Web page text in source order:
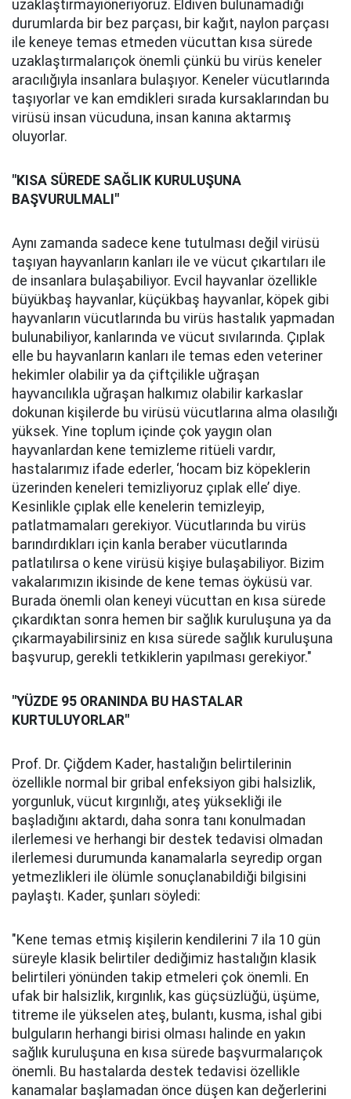
uzaklaştırmayıöneriyoruz. Eldiven bulunamadığı
durumlarda bir bez parçası, bir kağıt, naylon parçası
ile keneye temas etmeden vücuttan kısa sürede
uzaklaştırmalarıçok önemli çünkü bu virüs keneler
aracılığıyla insanlara bulaşıyor. Keneler vücutlarında
taşıyorlar ve kan emdikleri sırada kursaklarından bu
virüsü insan vücuduna, insan kanına aktarmış
oluyorlar.
"KISA SÜREDE SAĞLIK KURULUŞUNA
BAŞVURULMALI"
Aynı zamanda sadece kene tutulması değil virüsü
taşıyan hayvanların kanları ile ve vücut çıkartıları ile
de insanlara bulaşabiliyor. Evcil hayvanlar özellikle
büyükbaş hayvanlar, küçükbaş hayvanlar, köpek gibi
hayvanların vücutlarında bu virüs hastalık yapmadan
bulunabiliyor, kanlarında ve vücut sıvılarında. Çıplak
elle bu hayvanların kanları ile temas eden veteriner
hekimler olabilir ya da çiftçilikle uğraşan
hayvancılıkla uğraşan halkımız olabilir karkaslar
dokunan kişilerde bu virüsü vücutlarına alma olasılığı
yüksek. Yine toplum içinde çok yaygın olan
hayvanlardan kene temizleme ritüeli vardır,
hastalarımız ifade ederler, ‘hocam biz köpeklerin
üzerinden keneleri temizliyoruz çıplak elle’ diye.
Kesinlikle çıplak elle kenelerin temizleyip,
patlatmamaları gerekiyor. Vücutlarında bu virüs
barındırdıkları için kanla beraber vücutlarında
patlatılırsa o kene virüsü kişiye bulaşabiliyor. Bizim
vakalarımızın ikisinde de kene temas öyküsü var.
Burada önemli olan keneyi vücuttan en kısa sürede
çıkardıktan sonra hemen bir sağlık kuruluşuna ya da
çıkarmayabilirsiniz en kısa sürede sağlık kuruluşuna
başvurup, gerekli tetkiklerin yapılması gerekiyor."
"YÜZDE 95 ORANINDA BU HASTALAR
KURTULUYORLAR"
Prof. Dr. Çiğdem Kader, hastalığın belirtilerinin
özellikle normal bir gribal enfeksiyon gibi halsizlik,
yorgunluk, vücut kırgınlığı, ateş yüksekliği ile
başladığını aktardı, daha sonra tanı konulmadan
ilerlemesi ve herhangi bir destek tedavisi olmadan
ilerlemesi durumunda kanamalarla seyredip organ
yetmezlikleri ile ölümle sonuçlanabildiği bilgisini
paylaştı. Kader, şunları söyledi:
"Kene temas etmiş kişilerin kendilerini 7 ila 10 gün
süreyle klasik belirtiler dediğimiz hastalığın klasik
belirtileri yönünden takip etmeleri çok önemli. En
ufak bir halsizlik, kırgınlık, kas güçsüzlüğü, üşüme,
titreme ile yükselen ateş, bulantı, kusma, ishal gibi
bulguların herhangi birisi olması halinde en yakın
sağlık kuruluşuna en kısa sürede başvurmalarıçok
önemli. Bu hastalarda destek tedavisi özellikle
kanamalar başlamadan önce düşen kan değerlerini